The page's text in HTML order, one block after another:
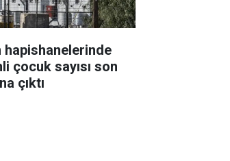
çocuk sayısı son
çıktı